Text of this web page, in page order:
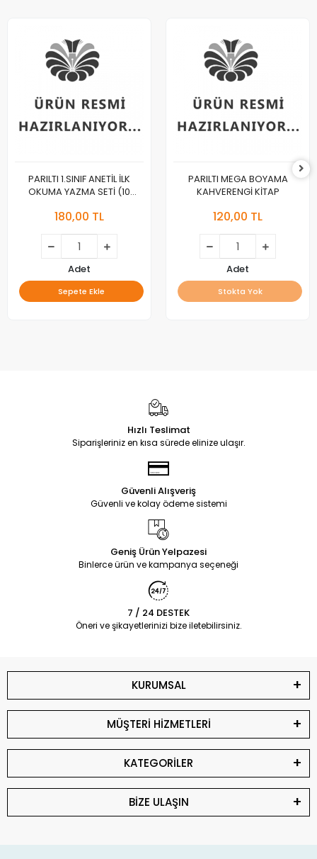
PARILTI 1.SINIF ANETİL İLK
OKUMA YAZMA SETİ (10
180,00 TL
Adet
Sepete Ekle
PARILTI MEGA BOYAMA
KAHVERENGİ KİTAP
120,00 TL
Adet
Stokta Yok
Hızlı Teslimat
Siparişleriniz en kısa sürede elinize ulaşır.
Güvenli Alışveriş
Güvenli ve kolay ödeme sistemi
Geniş Ürün Yelpazesi
Binlerce ürün ve kampanya seçeneği
7 / 24 DESTEK
Öneri ve şikayetlerinizi bize iletebilirsiniz.
KURUMSAL
MÜŞTERİ HİZMETLERİ
KATEGORİLER
BİZE ULAŞIN